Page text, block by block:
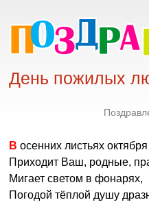
День пожилых
В осенних листьях октября
Приходит Ваш, родные,
Мигает светом в фонарях,
Погодой тёплой душу